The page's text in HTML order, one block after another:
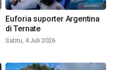
Euforia suporter Argentina
di Ternate
Sabtu, 4 Juli 2026